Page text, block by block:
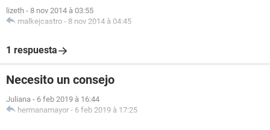
lizeth - 8 nov 2014 à 03:55
malkejcastro - 8 nov 2014 à 04:45
1 respuesta
Necesito un consejo
Juliana - 6 feb 2019 à 16:44
hermanamayor - 6 feb 2019 à 17:25